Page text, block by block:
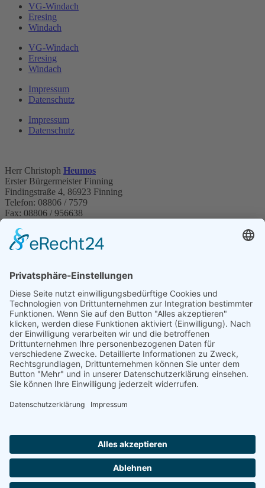
VG-Windach
Eresing
Windach
VG-Windach
Eresing
Windach
Impressum
Datenschutz
Impressum
Datenschutz
Herr Christoph Heumos
Erster Bürgermeister Finning
Findingstraße 4, 86923 Finning
Telefon: 08806 / 7579
Fax: 08806 / 956638
E-Mail:finning@vg-windach.de
Sprechzeiten Bürgermeister:
Montag (nur nach telefonischer Vereinbarung) 08:00 Uhr -
10:00 Uhr
Dienstag16:00 Uhr - 18:00 Uhr
Donnerstag (nur nach telefonischer Vereinbarung)08:00 Uhr
- 10:00 Uhr
Donnerstag16:00 Uhr - 18:00 Uhr
Für Termine am Montag und Donnerstag zwischen 8 und 10
Uhr bitte vorher Bescheid sagen unter Tel. +49 173 7529 443
oder Mail:heumos@vg-windach.de.
16:00 Uhr - 18:00 Uhr
Notruf bei Wasserrohrbruch:
Notdienst